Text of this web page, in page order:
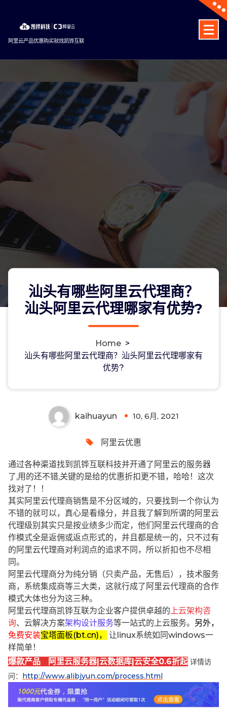
content
阿里云产品优惠购买就找凯铧互联
汕头有哪些阿里云代理商？
汕头阿里云代理哪家有优势?
Home >
汕头有哪些阿里云代理商？汕头阿里云代理哪家有
优势?
汕头有哪些阿里云代理商？汕头阿里云
代理哪家有优势?
kaihuayun 10, 6月, 2021
阿里云优惠
通过各种渠道找到凯铧互联科技并开通了阿里云的服务器
了,用的还不错,关键的是给的优惠折扣更不错，哈哈！这次
找对了！！
其实阿里云代理商销售是不分区域的，只要找到一个你认为
不错的就可以，真心是看缘分，并且我了解到所谓的阿里云
代理级别其实只是按业绩多少而定，他们阿里云代理商的合
作模式全是返佣或返点形式的，并且都是统一的，只不过有
的阿里云代理商对利润点的追求不同，所以折扣也不尽相
同。
阿里云代理商分为纯分销（只卖产品，无售后），技术服务
商，系统集成商等三大类，这就行成了阿里云代理商的合作
模式大体也分为这三种。
阿里云代理商凯铧互联为企业客户提供卓越的 上云架构咨
询、云解决方案架构设计服务等一站式的上云服务。 另外，
免费安装宝塔面板(bt.cn)，
让linux系统如同windows一
样简单！
爆款产品 阿里云服务器|云数据库|云安全0.6折起 详情访
问： http://www.alibjyun.com/process.html